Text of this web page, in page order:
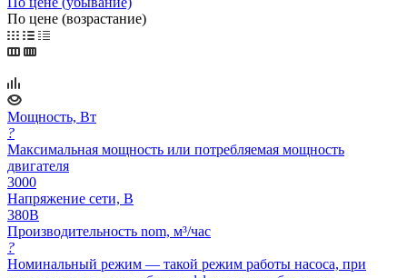
По цене (возрастание)
Мощность, Вт
?
Максимальная мощность или потребляемая мощность
двигателя
3000
Напряжение сети, В
380В
Производительность nom, м³/час
?
Номинальный режим — такой режим работы насоса, при